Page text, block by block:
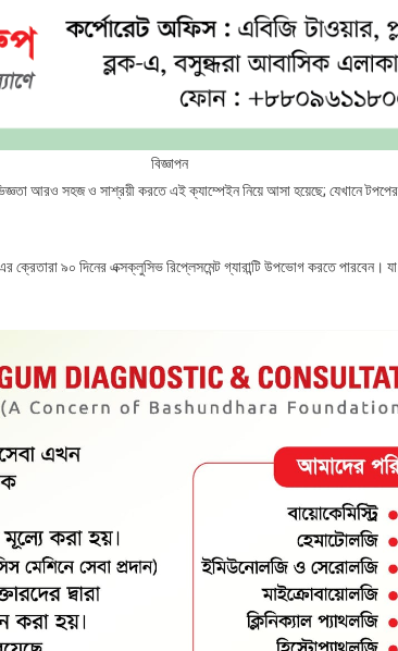
বিজ্ঞাপন
আরও সহজ ও সাশ্রয়ী করতে এই ক্যাম্পেইন নিয়ে আসা হয়েছে; যেখানে
৯০ দিনের এক্সক্লুসিভ রিপ্লেসমেন্ট গ্যারান্টি উপভোগ করতে পারবেন। যা